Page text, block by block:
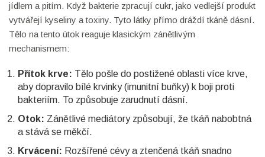
jídlem a pitím. Když bakterie zpracují cukr, jako vedlejší produkt
vytvářejí kyseliny a toxiny. Tyto látky přímo dráždí tkáně dásní.
Tělo na tento útok reaguje klasickým zánětlivým
mechanismem:
Přítok krve: Tělo pošle do postižené oblasti více krve,
aby dopravilo bílé krvinky (imunitní buňky) k boji proti
bakteriím. To způsobuje zarudnutí dásní.
Otok: Zánětlivé mediátory způsobují, že tkáň nabobtná
a stává se měkčí.
Krvácení: Rozšířené cévy a ztenčená tkáň snadno